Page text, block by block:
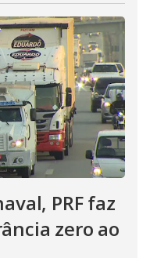
PRF faz
zero ao